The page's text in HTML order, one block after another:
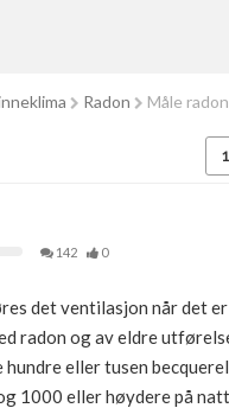
Radon Måle
1
142 0
det ventilasjon når det
radon og av eldre
eller tusen
1000 eller høydere på